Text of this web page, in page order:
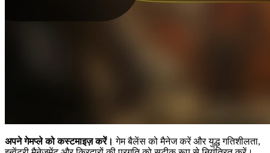
अपने गेमप्ले को कस्टमाइज़ करें। गेम बैलेंस को मैनेज करें और युद्ध गतिशीलता,